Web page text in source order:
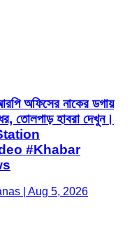
অফিসের নাকের ডগায়
তোলপাড় হাবরা দেখুন।
#Khabar
| Aug 5, 2026